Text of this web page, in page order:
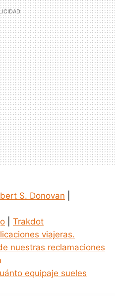
S. Donovan
Trakdot
viajeras.
nuestras reclamaciones
equipaje sueles